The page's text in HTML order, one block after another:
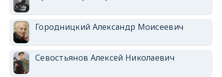
Городницкий Александр Моисеевич
Севостьянов Алексей Николаевич